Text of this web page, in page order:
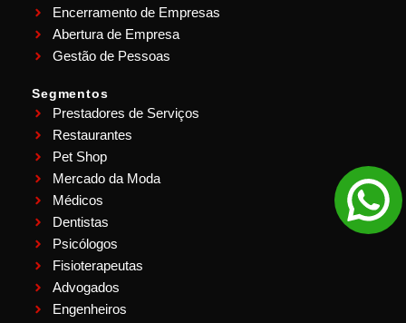
Encerramento de Empresas
Abertura de Empresa
Gestão de Pessoas
Segmentos
Prestadores de Serviços
Restaurantes
Pet Shop
Mercado da Moda
Médicos
Dentistas
Psicólogos
Fisioterapeutas
Advogados
Engenheiros